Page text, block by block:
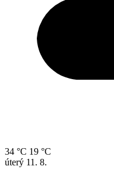
34 °C 19 °C
úterý 11. 8.